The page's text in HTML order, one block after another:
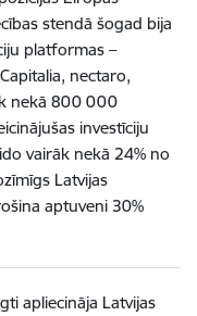
stendā šogad bija
platformas –
nectaro,
nekā 800 000
investīciju
vairāk nekā 24% no
Latvijas
aptuveni 30%
apliecināja Latvijas